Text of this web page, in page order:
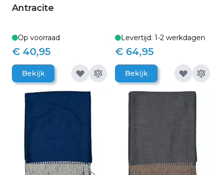
Antracite
Op voorraad
€ 40,95
Bekijk
Levertijd: 1-2 werkdagen
€ 64,95
Bekijk